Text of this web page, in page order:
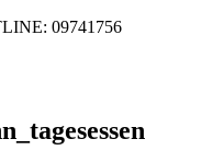
09741756